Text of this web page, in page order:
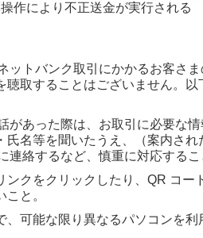
作により不正送金が実行される
トバンク取引にかかるお客さ
聴取することはございません。
あった際は、お取引に必要な
うえ、（案内された折
連絡するなど、慎重に対応するこ
クをクリックしたり、QR コー
と。
可能な限り異なるパソコンを利